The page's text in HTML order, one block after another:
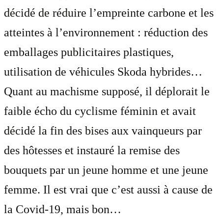
décidé de réduire l’empreinte carbone et les
atteintes à l’environnement : réduction des
emballages publicitaires plastiques,
utilisation de véhicules Skoda hybrides…
Quant au machisme supposé, il déplorait le
faible écho du cyclisme féminin et avait
décidé la fin des bises aux vainqueurs par
des hôtesses et instauré la remise des
bouquets par un jeune homme et une jeune
femme. Il est vrai que c’est aussi à cause de
la Covid-19, mais bon…